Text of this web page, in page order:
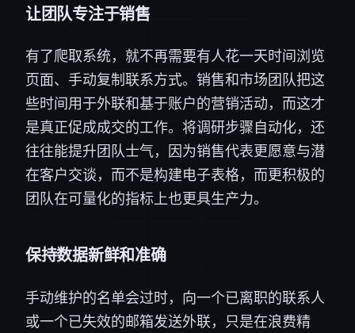
让团队专注于销售
有了爬取系统，就不再需要有人花一天时间浏览
页面、手动复制联系方式。销售和市场团队把这
些时间用于外联和基于账户的营销活动，而这才
是真正促成成交的工作。将调研步骤自动化，还
往往能提升团队士气，因为销售代表更愿意与潜
在客户交谈，而不是构建电子表格，而更积极的
团队在可量化的指标上也更具生产力。
保持数据新鲜和准确
手动维护的名单会过时，向一个已离职的联系人
或一个已失效的邮箱发送外联，只是在浪费精